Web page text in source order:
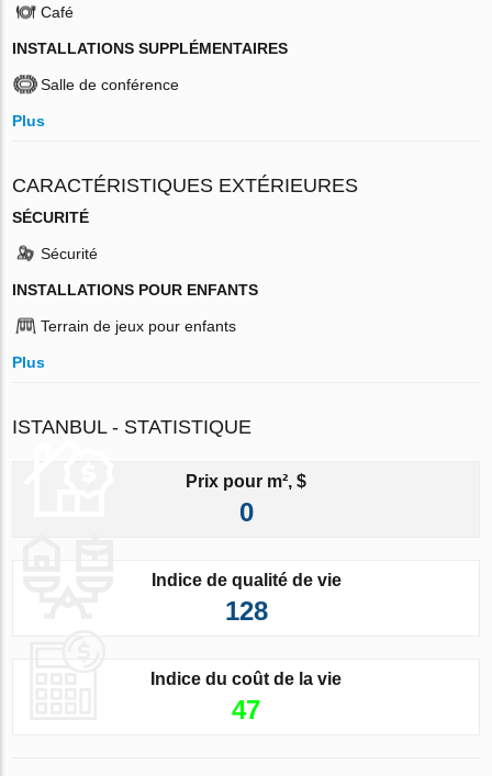
Café
INSTALLATIONS SUPPLÉMENTAIRES
Salle de conférence
Plus
CARACTÉRISTIQUES EXTÉRIEURES
SÉCURITÉ
Sécurité
INSTALLATIONS POUR ENFANTS
Terrain de jeux pour enfants
Plus
ISTANBUL - STATISTIQUE
Prix pour m², $
0
Indice de qualité de vie
128
Indice du coût de la vie
47